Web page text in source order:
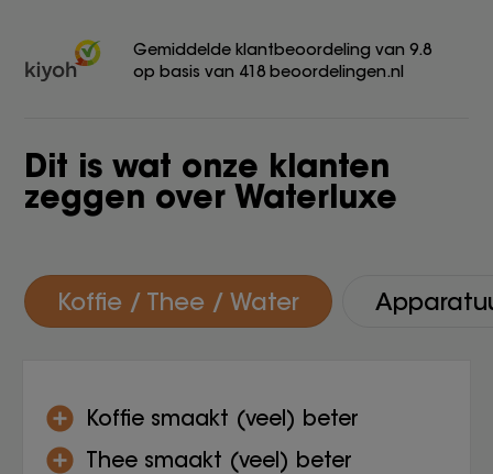
Dit is wat onze klanten
zeggen over Waterluxe
Gemiddelde klantbeoordeling van 9.8
op basis van 418 beoordelingen.nl
Koffie / Thee / Water
Koffie smaakt (veel) beter
Thee smaakt (veel) beter